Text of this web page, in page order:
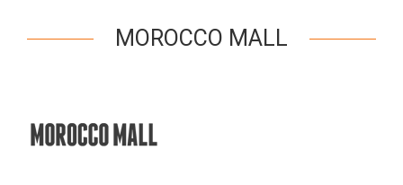
MOROCCO MALL